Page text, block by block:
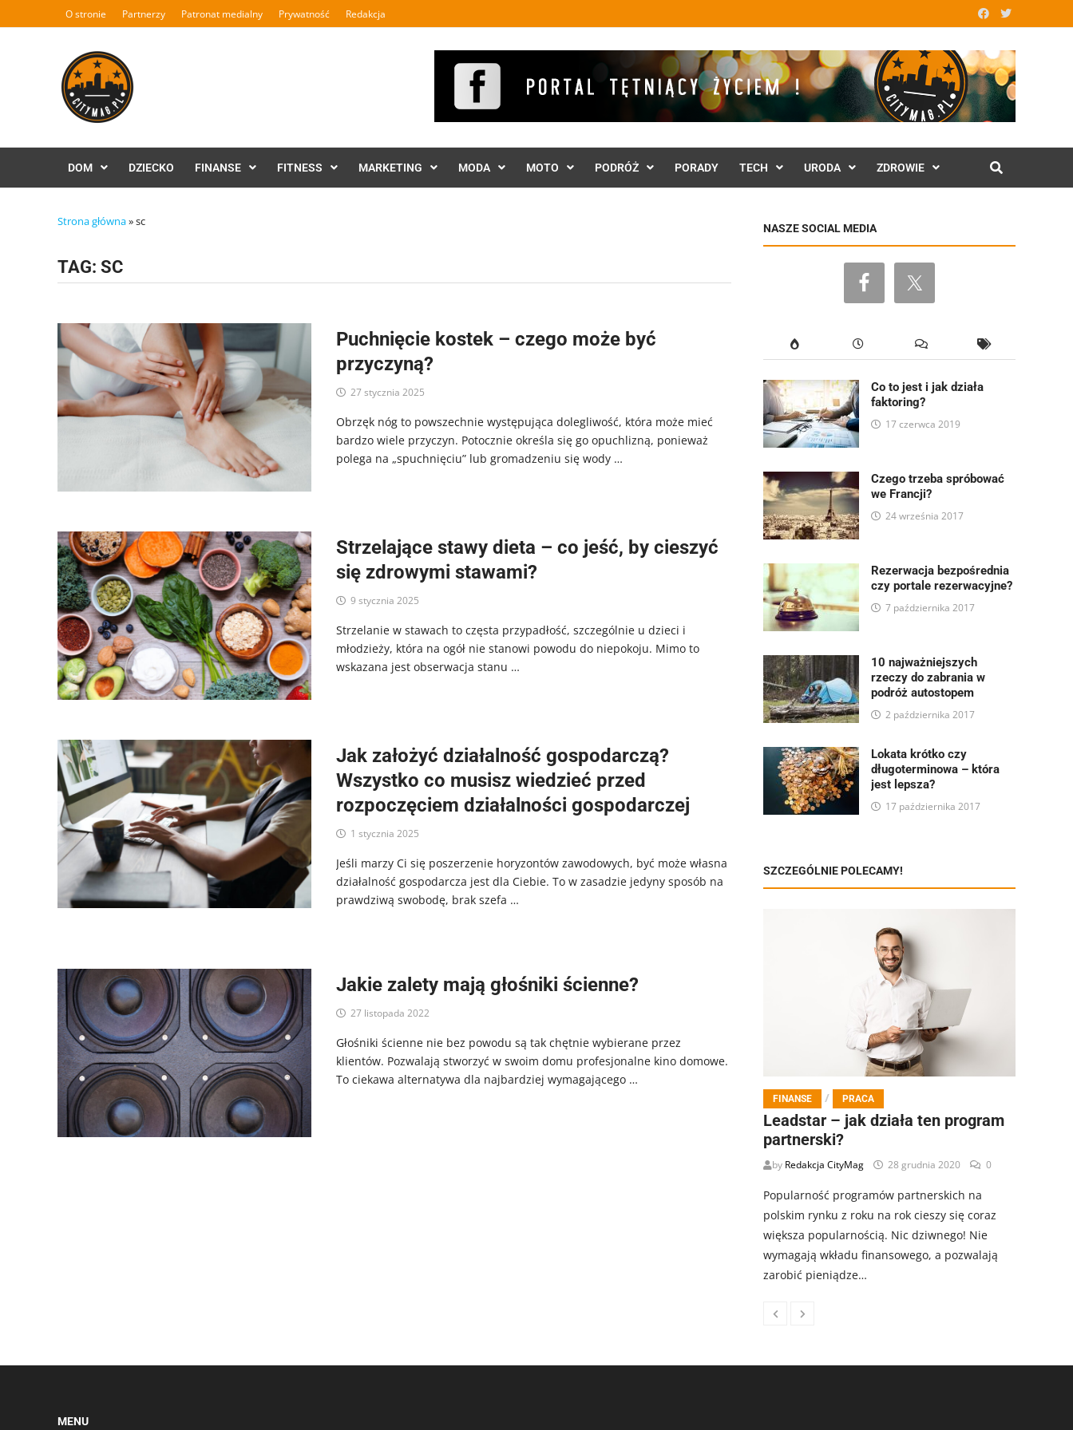
to
O stronie Partnerzy Patronat medialny Prywatność Redakcja
DOM DZIECKO FINANSE FITNESS MARKETING MODA MOTO PODRÓŻ PORADY TECH URODA ZDROWIE
Strona główna»sc
TAG: SC
Puchnięcie kostek – czego może być
przyczyną?
27 stycznia 2025
Obrzęk nóg to powszechnie występująca dolegliwość, która może mieć
bardzo wiele przyczyn. Potocznie określa się go opuchlizną, ponieważ
polega na „spuchnięciu” lub gromadzeniu się wody …
Strzelające stawy dieta – co jeść, by cieszyć
się zdrowymi stawami?
9 stycznia 2025
Strzelanie w stawach to częsta przypadłość, szczególnie u dzieci i
młodzieży, która na ogół nie stanowi powodu do niepokoju. Mimo to
wskazana jest obserwacja stanu …
Jak założyć działalność gospodarczą?
Wszystko co musisz wiedzieć przed
rozpoczęciem działalności gospodarczej
1 stycznia 2025
Jeśli marzy Ci się poszerzenie horyzontów zawodowych, być może własna
działalność gospodarcza jest dla Ciebie. To w zasadzie jedyny sposób na
prawdziwą swobodę, brak szefa …
Jakie zalety mają głośniki ścienne?
27 listopada 2022
Głośniki ścienne nie bez powodu są tak chętnie wybierane przez
klientów. Pozwalają stworzyć w swoim domu profesjonalne kino domowe.
To ciekawa alternatywa dla najbardziej wymagającego …
NASZE SOCIAL MEDIA
Co to jest i jak działa
faktoring?
17 czerwca 2019
Czego trzeba spróbować
we Francji?
24 września 2017
Rezerwacja bezpośrednia
czy portale rezerwacyjne?
7 października 2017
10 najważniejszych
rzeczy do zabrania w
podróż autostopem
2 października 2017
Lokata krótko czy
długoterminowa – która
jest lepsza?
17 października 2017
SZCZEGÓLNIE POLECAMY!
FINANSE / PRACA
Leadstar – jak działa ten program
partnerski?
by Redakcja CityMag 28 grudnia 2020 0
Popularność programów partnerskich na
polskim rynku z roku na rok cieszy się coraz
większa popularnością. Nic dziwnego! Nie
wymagają wkładu finansowego, a pozwalają
zarobić pieniądze…
MENU